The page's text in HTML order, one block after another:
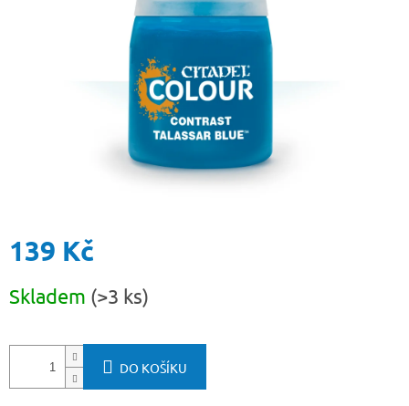
139 Kč
cena:
Skladem (>3 ks)
DO KOŠÍKU